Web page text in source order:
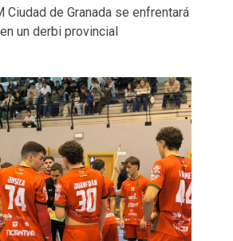
Ciudad de Granada se enfrentará
un derbi provincial